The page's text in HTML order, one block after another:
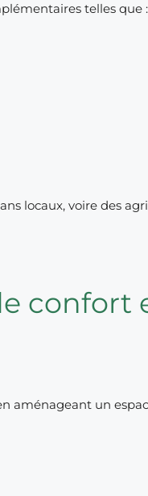
telles que :
locaux, voire des
confort
aménageant un